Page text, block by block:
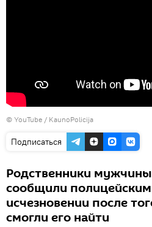
© YouTube / KaunoPolicija
Подписаться
Родственники
сообщили полицейским
исчезновении после
смогли его найти